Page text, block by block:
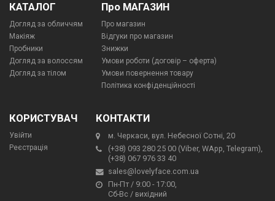
КАТАЛОГ
Догляд за обличчям
Макіяж
Пробники
Догляд за волоссям
Догляд за тілом
Про МАГАЗИН
Про магазин
Відгуки про магазин
Знижки
Умови роботи (договір – оферта)
Умови повернення товару
Політика конфіденційності
КОРИСТУВАЧ
Увійти
Реєстрація
КОНТАКТИ
м. Черкаси, вул. Небесної Сотні, 20
(+38) 093 280 25 00 (Viber, WApp, Telegram),
(+38) 067 976 33 40
sales@lovelyface.com.ua
Пн-Пт / 9:00 - 17:00,
Сб-Вс / вихідний